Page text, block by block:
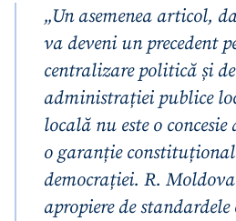
„Un asemenea articol,
va deveni un precedent
centralizare politică și
administrației publice
locală nu este o
o garanție
democrației. R.
apropiere de